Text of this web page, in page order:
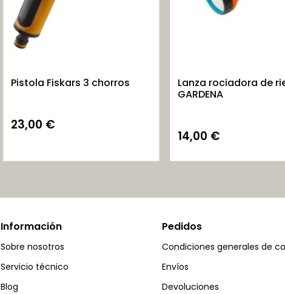
Pistola Fiskars 3 chorros
23,00 €
Lanza rociadora de
GARDENA
14,00 €
Información
Sobre nosotros
Servicio técnico
Blog
Pedidos
Condiciones generales de
Envíos
Devoluciones